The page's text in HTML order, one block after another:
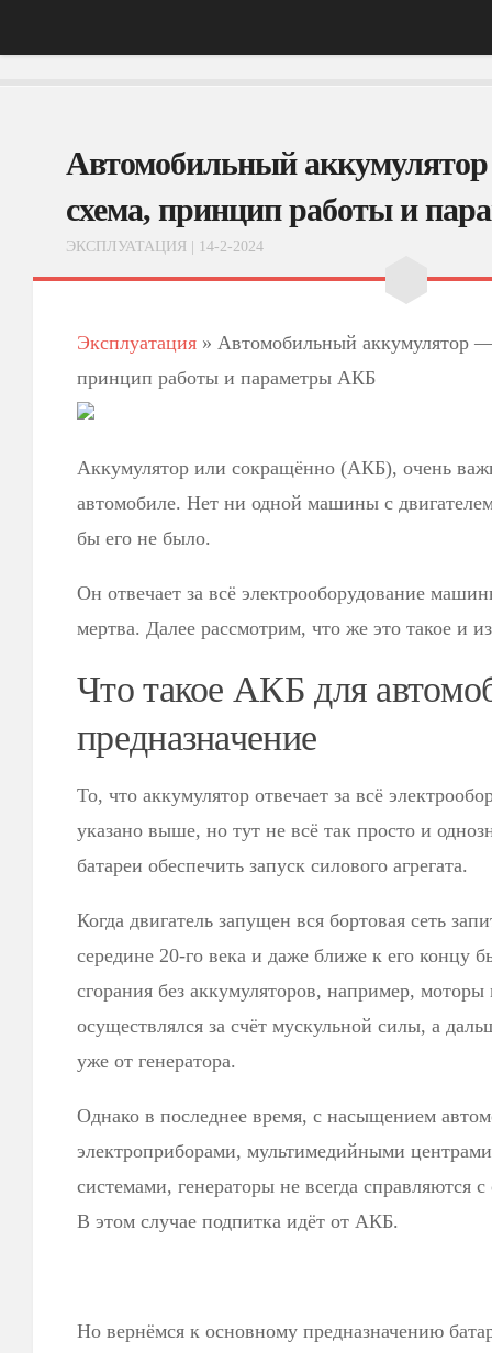
АвтоНовости
ФотоОбзоры
ВидеоОбзоры
Автомобильный
схема, принцип работы и
ЭКСПЛУАТАЦИЯ | 14-2-2024
Эксплуатация » Автомобильный аккумулятор
принцип работы и параметры АКБ
Аккумулятор или сокращённо (АКБ), очень
автомобиле. Нет ни одной машины с
бы его не было.
Он отвечает за всё электрооборудование
мертва. Далее рассмотрим, что же это такое и
Что такое АКБ для
предназначение
То, что аккумулятор отвечает за всё
указано выше, но тут не всё так просто и
батареи обеспечить запуск силового агрегата.
Когда двигатель запущен вся бортовая сеть
середине 20-го века и даже ближе к его концу
сгорания без аккумуляторов, например,
осуществлялся за счёт мускульной силы, а
уже от генератора.
Однако в последнее время, с насыщением
электроприборами, мультимедийными
системами, генераторы не всегда справляются
В этом случае подпитка идёт от АКБ.
Но вернёмся к основному предназначению